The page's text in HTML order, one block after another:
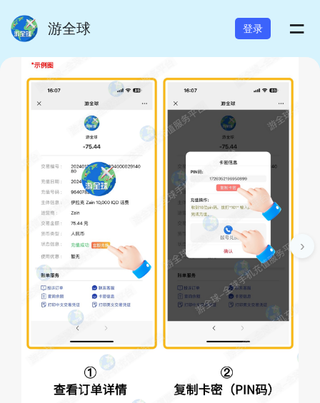
游全球 登录 =
›